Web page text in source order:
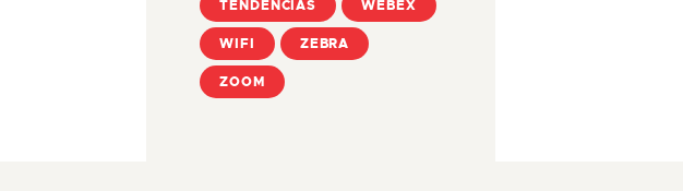
TENDENCIAS WEBEX
WIFI ZEBRA
ZOOM